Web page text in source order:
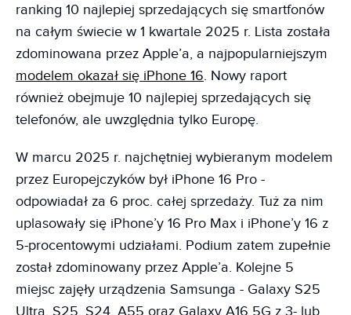
ranking 10 najlepiej sprzedających się smartfonów
na całym świecie w 1 kwartale 2025 r. Lista została
zdominowana przez Apple’a, a najpopularniejszym
modelem okazał się iPhone 16. Nowy raport
również obejmuje 10 najlepiej sprzedających się
telefonów, ale uwzględnia tylko Europę.
W marcu 2025 r. najchętniej wybieranym modelem
przez Europejczyków był iPhone 16 Pro -
odpowiadał za 6 proc. całej sprzedaży. Tuż za nim
uplasowały się iPhone’y 16 Pro Max i iPhone’y 16 z
5-procentowymi udziałami. Podium zatem zupełnie
został zdominowany przez Apple’a. Kolejne 5
miejsc zajęły urządzenia Samsunga - Galaxy S25
Ultra, S25, S24, A55 oraz Galaxy A16 5G z 3- lub